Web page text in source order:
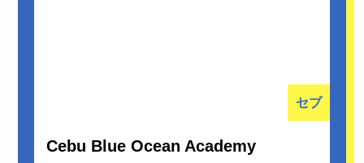
セブ
Cebu Blue Ocean Academy